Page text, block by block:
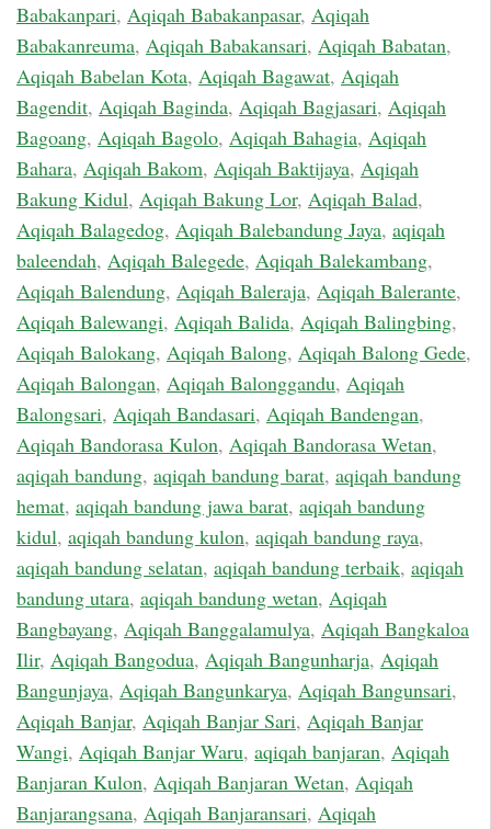
Babakanpari, Aqiqah Babakanpasar, Aqiqah
Babakanreuma, Aqiqah Babakansari, Aqiqah Babatan,
Aqiqah Babelan Kota, Aqiqah Bagawat, Aqiqah
Bagendit, Aqiqah Baginda, Aqiqah Bagjasari, Aqiqah
Bagoang, Aqiqah Bagolo, Aqiqah Bahagia, Aqiqah
Bahara, Aqiqah Bakom, Aqiqah Baktijaya, Aqiqah
Bakung Kidul, Aqiqah Bakung Lor, Aqiqah Balad,
Aqiqah Balagedog, Aqiqah Balebandung Jaya, aqiqah
baleendah, Aqiqah Balegede, Aqiqah Balekambang,
Aqiqah Balendung, Aqiqah Baleraja, Aqiqah Balerante,
Aqiqah Balewangi, Aqiqah Balida, Aqiqah Balingbing,
Aqiqah Balokang, Aqiqah Balong, Aqiqah Balong Gede,
Aqiqah Balongan, Aqiqah Balonggandu, Aqiqah
Balongsari, Aqiqah Bandasari, Aqiqah Bandengan,
Aqiqah Bandorasa Kulon, Aqiqah Bandorasa Wetan,
aqiqah bandung, aqiqah bandung barat, aqiqah bandung
hemat, aqiqah bandung jawa barat, aqiqah bandung
kidul, aqiqah bandung kulon, aqiqah bandung raya,
aqiqah bandung selatan, aqiqah bandung terbaik, aqiqah
bandung utara, aqiqah bandung wetan, Aqiqah
Bangbayang, Aqiqah Banggalamulya, Aqiqah Bangkaloa
Ilir, Aqiqah Bangodua, Aqiqah Bangunharja, Aqiqah
Bangunjaya, Aqiqah Bangunkarya, Aqiqah Bangunsari,
Aqiqah Banjar, Aqiqah Banjar Sari, Aqiqah Banjar
Wangi, Aqiqah Banjar Waru, aqiqah banjaran, Aqiqah
Banjaran Kulon, Aqiqah Banjaran Wetan, Aqiqah
Banjarangsana, Aqiqah Banjaransari, Aqiqah